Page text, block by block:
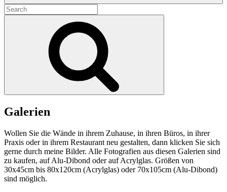
Search
for:
Galerien
Wollen Sie die Wände in ihrem Zuhause, in ihren Büros, in ihrer
Praxis oder in ihrem Restaurant neu gestalten, dann klicken Sie sich
gerne durch meine Bilder. Alle Fotografien aus diesen Galerien sind
zu kaufen, auf Alu-Dibond oder auf Acrylglas. Größen von
30x45cm bis 80x120cm (Acrylglas) oder 70x105cm (Alu-Dibond)
sind möglich.